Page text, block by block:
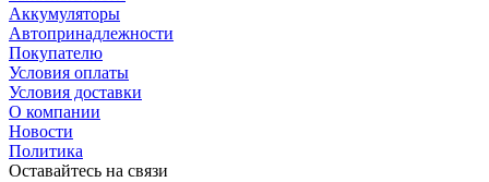
Аккумуляторы
Автопринадлежности
Покупателю
Условия оплаты
Условия доставки
О компании
Новости
Политика
Оставайтесь на связи